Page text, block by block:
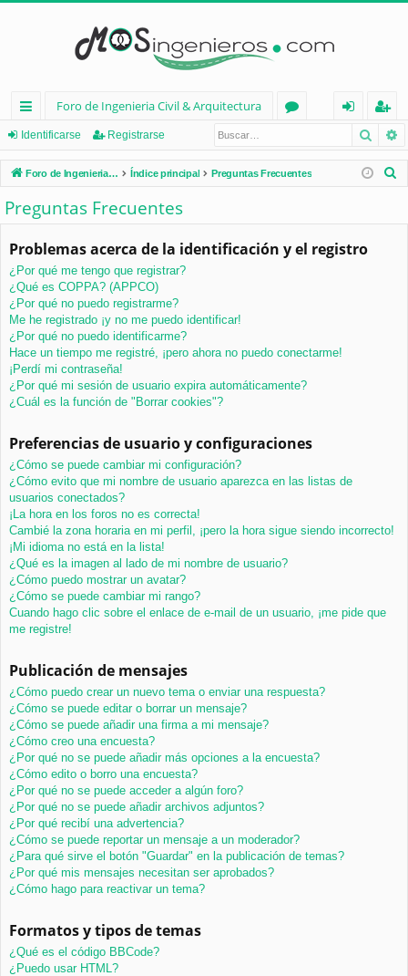
nl
ac
es
rá
pi
d
os
Foro de Ingenieria Civil & Arquitectura
os
nt
ifi
rs
eg
ist
ra
Identificarse Registrarse
Foro de Ingenieria Civil & Arquitectura Índice principal Preguntas Frecuentes
Preguntas Frecuentes
Problemas acerca de la identificación y el registro
¿Por qué me tengo que registrar?
¿Qué es COPPA? (APPCO)
¿Por qué no puedo registrarme?
Me he registrado ¡y no me puedo identificar!
¿Por qué no puedo identificarme?
Hace un tiempo me registré, ¡pero ahora no puedo conectarme!
¡Perdí mi contraseña!
¿Por qué mi sesión de usuario expira automáticamente?
¿Cuál es la función de "Borrar cookies"?
Preferencias de usuario y configuraciones
¿Cómo se puede cambiar mi configuración?
¿Cómo evito que mi nombre de usuario aparezca en las listas de
usuarios conectados?
¡La hora en los foros no es correcta!
Cambié la zona horaria en mi perfil, ¡pero la hora sigue siendo incorrecto!
¡Mi idioma no está en la lista!
¿Qué es la imagen al lado de mi nombre de usuario?
¿Cómo puedo mostrar un avatar?
¿Cómo se puede cambiar mi rango?
Cuando hago clic sobre el enlace de e-mail de un usuario, ¡me pide que
me registre!
Publicación de mensajes
¿Cómo puedo crear un nuevo tema o enviar una respuesta?
¿Cómo se puede editar o borrar un mensaje?
¿Cómo se puede añadir una firma a mi mensaje?
¿Cómo creo una encuesta?
¿Por qué no se puede añadir más opciones a la encuesta?
¿Cómo edito o borro una encuesta?
¿Por qué no se puede acceder a algún foro?
¿Por qué no se puede añadir archivos adjuntos?
¿Por qué recibí una advertencia?
¿Cómo se puede reportar un mensaje a un moderador?
¿Para qué sirve el botón "Guardar" en la publicación de temas?
¿Por qué mis mensajes necesitan ser aprobados?
¿Cómo hago para reactivar un tema?
Formatos y tipos de temas
¿Qué es el código BBCode?
¿Puedo usar HTML?